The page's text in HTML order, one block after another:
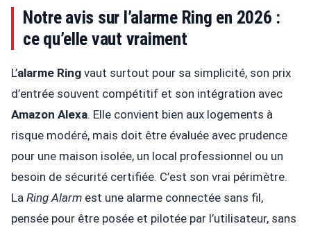
Notre avis sur l’alarme Ring en 2026 :
ce qu’elle vaut vraiment
L’alarme Ring vaut surtout pour sa simplicité, son prix
d’entrée souvent compétitif et son intégration avec
Amazon Alexa. Elle convient bien aux logements à
risque modéré, mais doit être évaluée avec prudence
pour une maison isolée, un local professionnel ou un
besoin de sécurité certifiée. C’est son vrai périmètre.
La Ring Alarm est une alarme connectée sans fil,
pensée pour être posée et pilotée par l’utilisateur, sans